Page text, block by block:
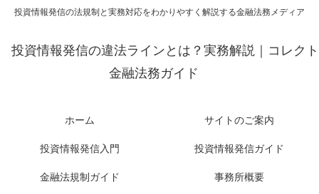
投資情報発信の法規制と実務対応をわかりやすく解説する金融法務メディア
投資情報発信の違法ラインとは？実務解説｜コレクト
金融法務ガイド
ホーム サイトのご案内
投資情報発信入門 投資情報発信ガイド
金融法規制ガイド 事務所概要